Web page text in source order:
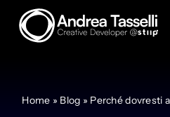
Skip
Home » Blog » Perché dovresti